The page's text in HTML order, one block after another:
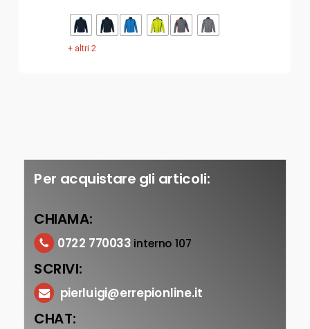
+ altri 2
Per acquistare gli articoli:
CHIAMA:
0722 770033 interno 107
SCRIVI:
pierluigi@errepionline.it
CHAT: